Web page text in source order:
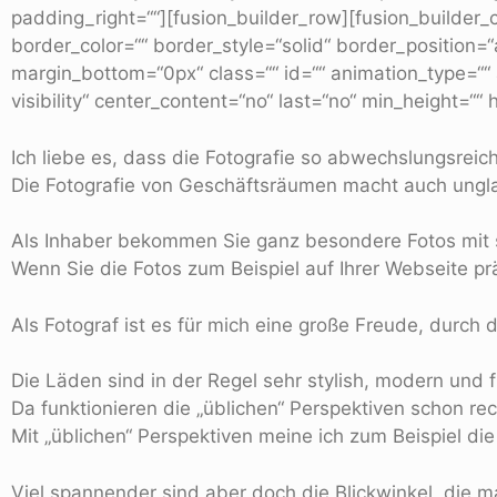
border_color=““ border_style=“solid“
margin_bottom=“0px“ class=““ id=““
visibility“ center_content=“no“ last=“no“
Ich liebe es, dass die Fotografie so
Die Fotografie von Geschäftsräumen macht auch
Als Inhaber bekommen Sie ganz besondere Fotos
Wenn Sie die Fotos zum Beispiel auf Ihrer Webseite
Als Fotograf ist es für mich eine große Freude,
Die Läden sind in der Regel sehr stylish, modern und
Da funktionieren die „üblichen“ Perspektiven schon
Mit „üblichen“ Perspektiven meine ich zum Beispiel
Viel spannender sind aber doch die Blickwinkel, die